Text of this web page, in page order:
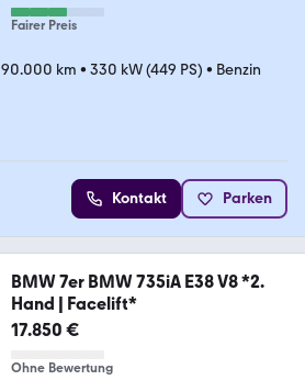
Fairer Preis
90.000 km • 330 kW (449 PS) • Benzin
Kontakt Parken
BMW 7er BMW 735iA E38 V8 *2.
Hand | Facelift*
17.850 €
Ohne Bewertung